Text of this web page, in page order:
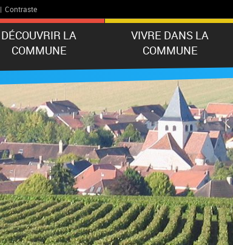
| Contraste
DÉCOUVRIR LA
COMMUNE
VIVRE DANS LA
COMMUNE